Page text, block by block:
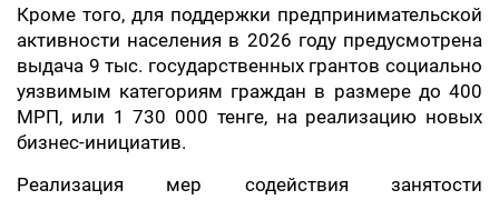
Кроме того, для поддержки предпринимательской
активности населения в 2026 году предусмотрена
выдача 9 тыс. государственных грантов социально
уязвимым категориям граждан в размере до 400
МРП, или 1 730 000 тенге, на реализацию новых
бизнес-инициатив.
Реализация мер содействия занятости